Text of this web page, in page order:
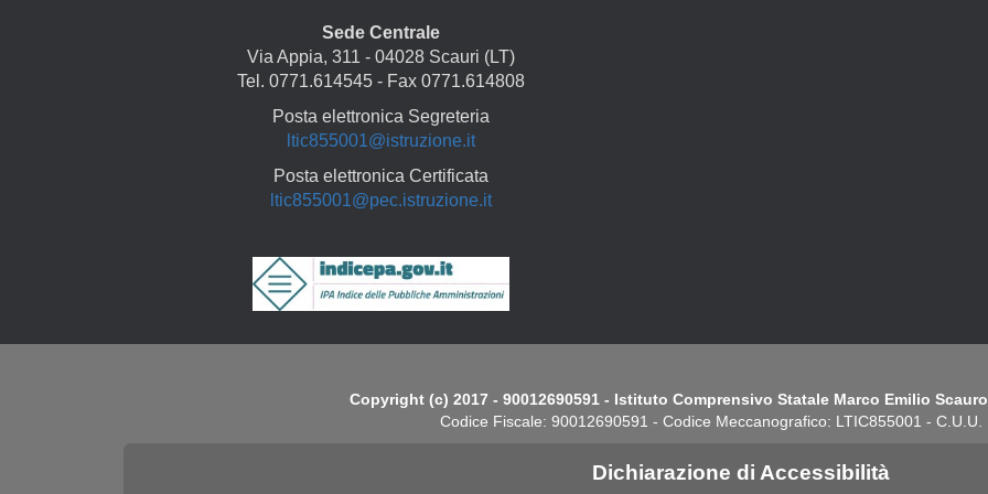
Sede Centrale
Via Appia, 311 - 04028 Scauri (LT)
Tel. 0771.614545 - Fax 0771.614808
Posta elettronica Segreteria
ltic855001@istruzione.it
Posta elettronica Certificata
ltic855001@pec.istruzione.it
Copyright (c) 2017 - 90012690591 - Istituto Comprensivo Statale Marco Emilio
Codice Fiscale: 90012690591 - Codice Meccanografico: LTIC855001 - C.U.U.
Dichiarazione di Accessibilità